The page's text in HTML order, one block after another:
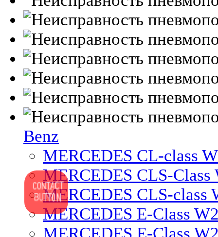
Benz
MERCEDES CL-class
MERCEDES CLS-Class
MERCEDES CLS-class
MERCEDES E-Class